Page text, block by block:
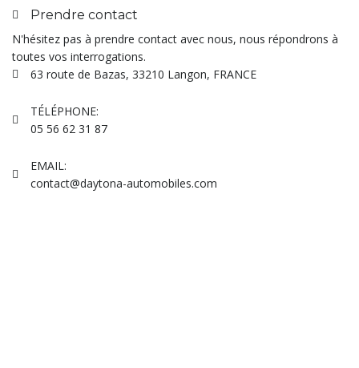
Prendre contact
N'hésitez pas à prendre contact avec nous, nous répondrons à
toutes vos interrogations.
63 route de Bazas, 33210 Langon, FRANCE
TÉLÉPHONE:
05 56 62 31 87
EMAIL:
contact@daytona-automobiles.com